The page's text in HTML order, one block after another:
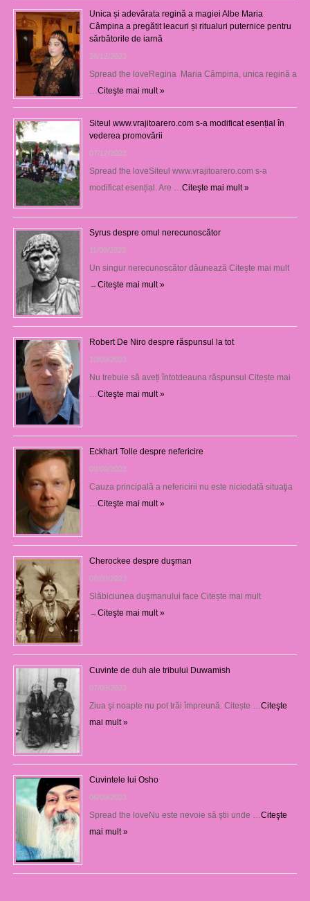
Unica și adevărata regină a magiei Albe Maria
Câmpina a pregătit leacuri și ritualuri puternice pentru
sărbătorile de iarnă
26/12/2023
Spread the loveRegina Maria Câmpina, unica regină a
…Citeşte mai mult »
Siteul www.vrajitoarero.com s-a modificat esențial în
vederea promovării
07/12/2023
Spread the loveSiteul www.vrajitoarero.com s-a
modificat esențial. Are …Citeşte mai mult »
Syrus despre omul nerecunoscător
11/09/2023
Un singur nerecunoscător dăunează Citește mai mult
→Citeşte mai mult »
Robert De Niro despre răspunsul la tot
10/09/2023
Nu trebuie să aveți întotdeauna răspunsul Citește mai
…Citeşte mai mult »
Eckhart Tolle despre nefericire
09/09/2023
Cauza principală a nefericirii nu este niciodată situaţia
…Citeşte mai mult »
Cherockee despre duşman
08/09/2023
Slăbiciunea duşmanului face Citește mai mult
→Citeşte mai mult »
Cuvinte de duh ale tribului Duwamish
07/09/2023
Ziua şi noapte nu pot trăi împreună. Citește …Citeşte
mai mult »
Cuvintele lui Osho
06/09/2023
Spread the loveNu este nevoie să ştii unde …Citeşte
mai mult »